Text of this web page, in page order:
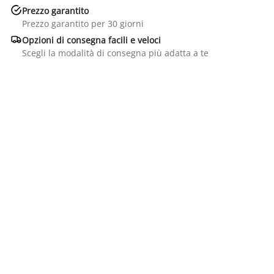
Prezzo garantito
Prezzo garantito per 30 giorni
Opzioni di consegna facili e veloci
Scegli la modalità di consegna più adatta a te